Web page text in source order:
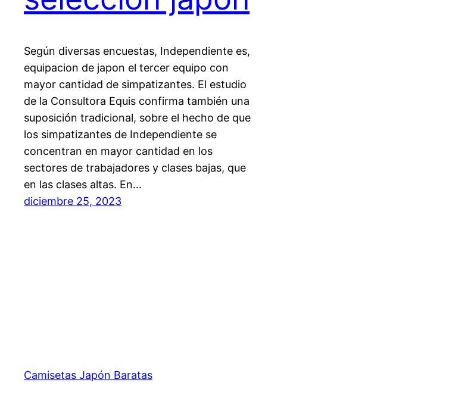
Según diversas encuestas, Independiente es,
equipacion de japon el tercer equipo con
mayor cantidad de simpatizantes. El estudio
de la Consultora Equis confirma también una
suposición tradicional, sobre el hecho de que
los simpatizantes de Independiente se
concentran en mayor cantidad en los
sectores de trabajadores y clases bajas, que
en las clases altas. En…
diciembre 25, 2023
Camisetas Japón Baratas